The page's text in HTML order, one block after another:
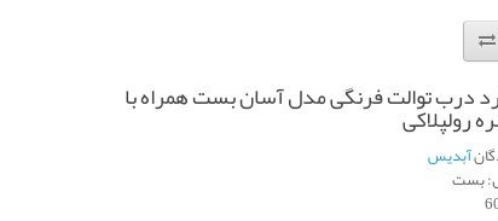
درب توالت فرنگی مدل آسان بست همراه با
رولپلاکی
آبدیس
بست